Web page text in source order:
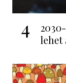
4
lehet